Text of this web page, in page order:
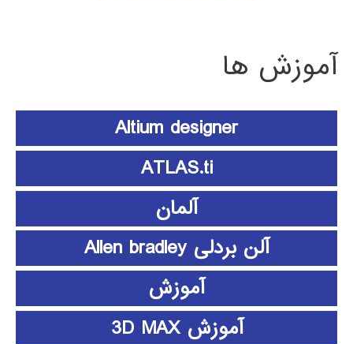
آموزش ها
Altium designer
ATLAS.ti
آلمان
آلن بردلی Allen bradley
آموزش
آموزش 3D MAX